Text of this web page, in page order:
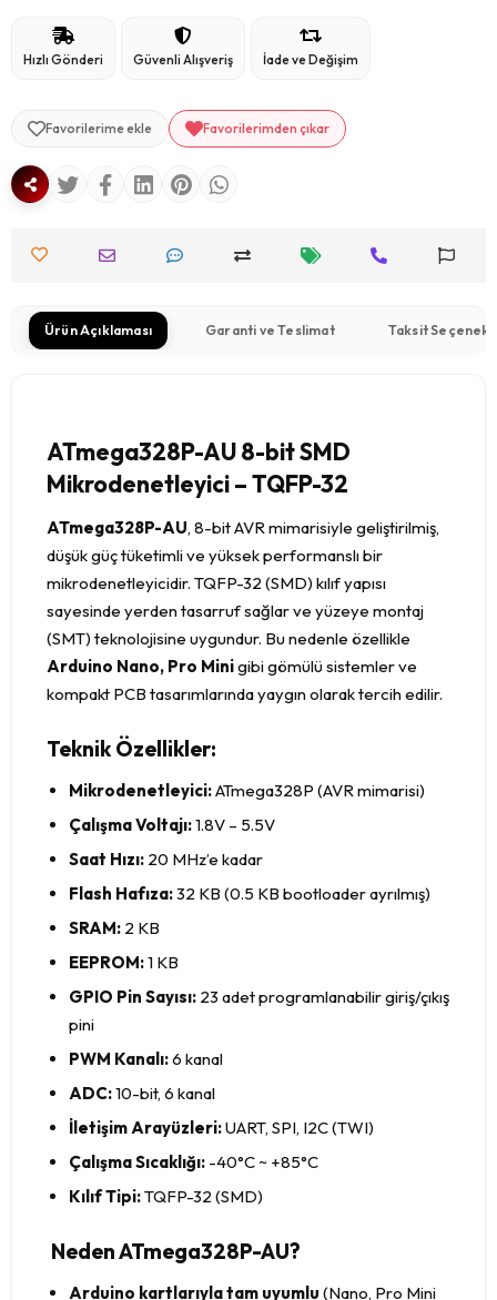
Hızlı Gönderi Güvenli Alışveriş İade ve Değişim
Favorilerime ekle Favorilerimden çıkar
Ürün Açıklaması Garanti ve Teslimat Taksit
ATmega328P-AU 8-bit SMD
Mikrodenetleyici – TQFP-32
ATmega328P-AU, 8-bit AVR mimarisiyle geliştirilmiş,
düşük güç tüketimli ve yüksek performanslı bir
mikrodenetleyicidir. TQFP-32 (SMD) kılıf yapısı
sayesinde yerden tasarruf sağlar ve yüzeye montaj
(SMT) teknolojisine uygundur. Bu nedenle özellikle
Arduino Nano, Pro Minigibi gömülü sistemler ve
kompakt PCB tasarımlarında yaygın olarak tercih edilir.
Teknik Özellikler:
Mikrodenetleyici:ATmega328P (AVR mimarisi)
Çalışma Voltajı:1.8V – 5.5V
Saat Hızı: 20 MHz’e kadar
Flash Hafıza:32 KB (0.5 KB bootloader ayrılmış)
SRAM: 2 KB
EEPROM:1 KB
GPIO Pin Sayısı: 23 adet programlanabilir giriş/çıkış
pini
PWM Kanalı:6 kanal
ADC:10-bit, 6 kanal
İletişim Arayüzleri:UART, SPI, I2C (TWI)
Çalışma Sıcaklığı: -40°C ~ +85°C
Kılıf Tipi:TQFP-32 (SMD)
Neden ATmega328P-AU?
Arduino kartlarıyla tam uyumlu (Nano, Pro Mini